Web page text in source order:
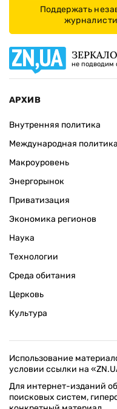
Поддержать
не подводим
АРХИВ
Внутренняя политика
Международная политика
Макроуровень
Энергорынок
Приватизация
Экономика регионов
Наука
Технологии
Среда обитания
Церковь
Культура
Использование
условии ссылки на
Для интернет-изданий
поисковых систем,